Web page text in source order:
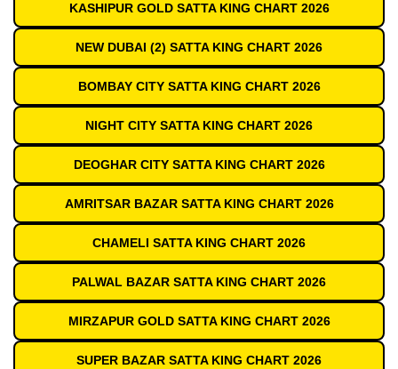
KASHIPUR GOLD SATTA KING CHART 2026
NEW DUBAI (2) SATTA KING CHART 2026
BOMBAY CITY SATTA KING CHART 2026
NIGHT CITY SATTA KING CHART 2026
DEOGHAR CITY SATTA KING CHART 2026
AMRITSAR BAZAR SATTA KING CHART 2026
CHAMELI SATTA KING CHART 2026
PALWAL BAZAR SATTA KING CHART 2026
MIRZAPUR GOLD SATTA KING CHART 2026
SUPER BAZAR SATTA KING CHART 2026